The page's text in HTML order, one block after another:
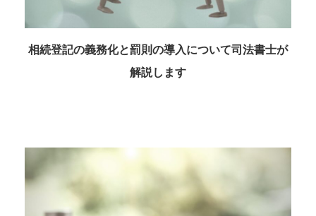
相続登記の義務化と罰則の導入について司法書士が
解説します